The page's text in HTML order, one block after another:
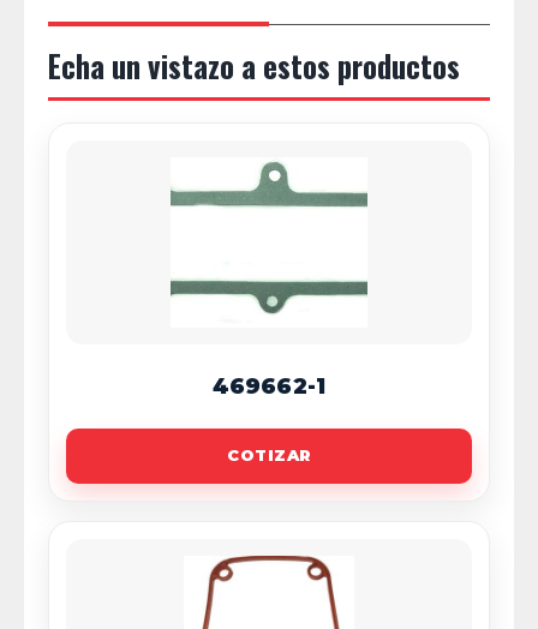
Echa un vistazo a estos productos
469662-1
COTIZAR